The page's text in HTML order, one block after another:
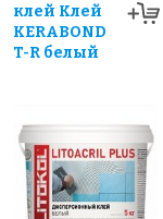
клей Клей
KERABOND
T-R белый